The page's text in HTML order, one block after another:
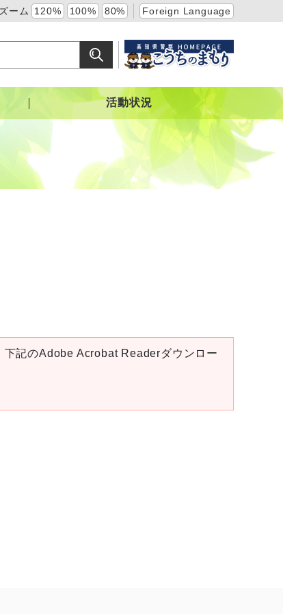
ズーム 120% 100% 80% Foreign Language
活動状況
記のAdobe Acrobat Readerダウンロー